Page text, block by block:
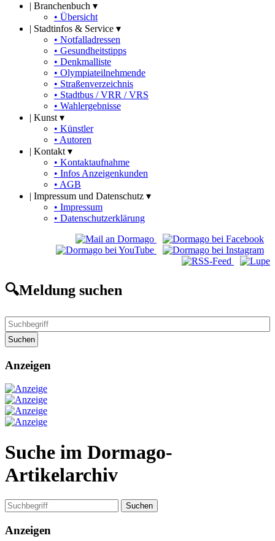
| Branchenbuch ▾
• Übersicht
| Stadtinfos & Service ▾
• Notfalladressen
• Gesundheitstipps
• Denkmalliste
• Olympiateilnehmende
• Straßenverzeichnis
• Stadtbus / VRR / VRS
• Wahlergebnisse
| Kunst ▾
• Künstler
• Autoren
| Kontakt ▾
• Kontaktaufnahme
• Infos Anzeigenkunden
• AGB
| Impressum und Datenschutz ▾
• Impressum
• Datenschutzerklärung
🔍Meldung suchen
Suchen
Anzeigen
Suche im Dormago-
Artikelarchiv
Suchen
Anzeigen